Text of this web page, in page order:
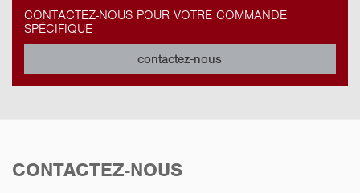
CONTACTEZ-NOUS POUR VOTRE COMMANDE
SPÉCIFIQUE
contactez-nous
CONTACTEZ-NOUS